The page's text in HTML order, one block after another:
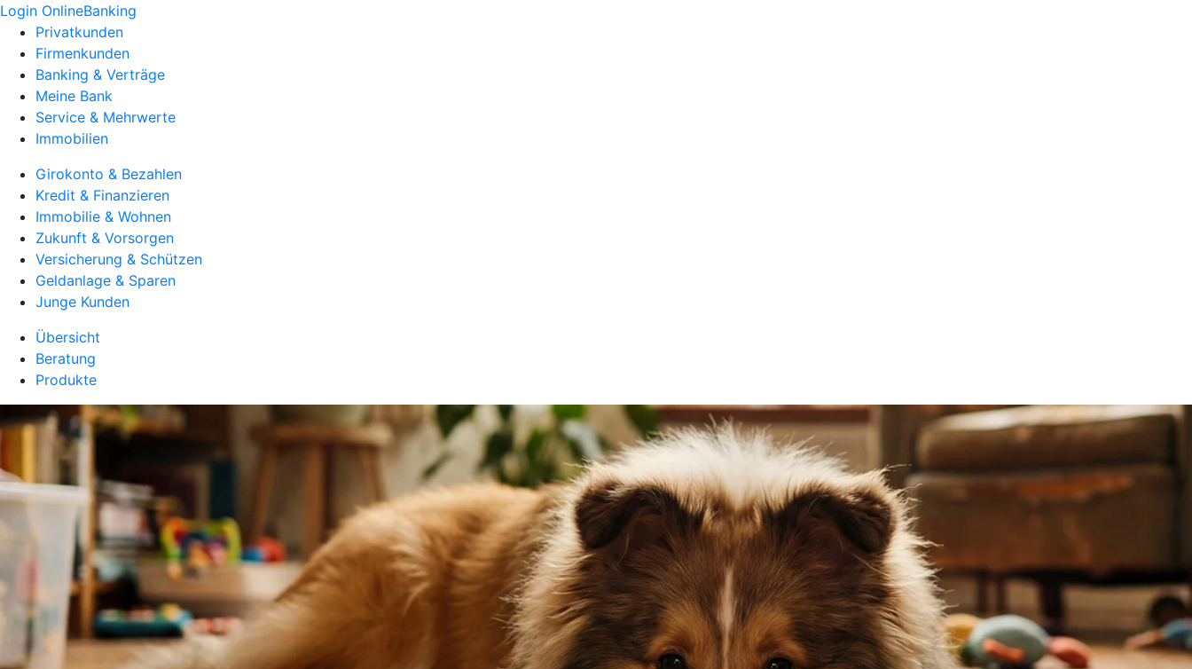
Login OnlineBanking
Privatkunden
Firmenkunden
Banking & Verträge
Meine Bank
Service & Mehrwerte
Immobilien
Girokonto & Bezahlen
Kredit & Finanzieren
Immobilie & Wohnen
Zukunft & Vorsorgen
Versicherung & Schützen
Geldanlage & Sparen
Junge Kunden
Übersicht
Beratung
Produkte